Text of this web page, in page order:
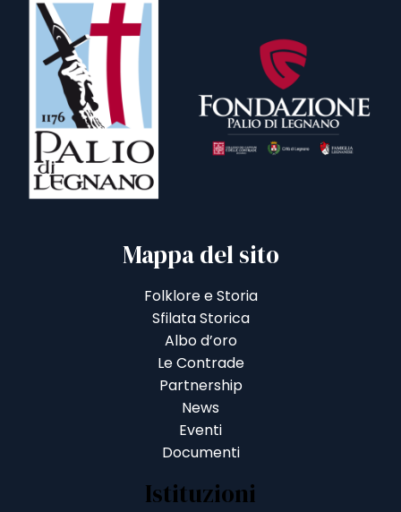
Mappa del sito
Folklore e Storia
Sfilata Storica
Albo d’oro
Le Contrade
Partnership
News
Eventi
Documenti
Istituzioni